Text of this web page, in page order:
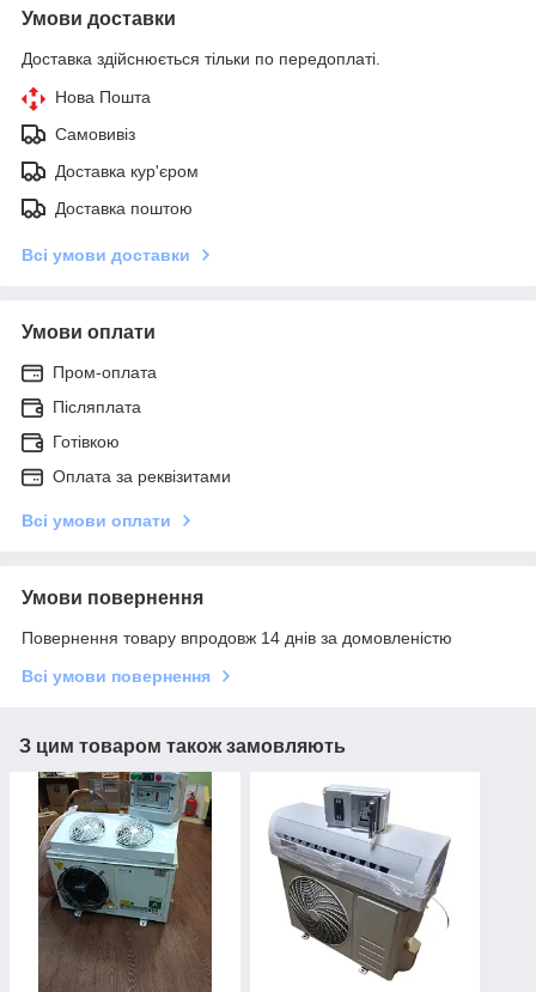
Умови доставки
Доставка здійснюється тільки по передоплаті.
Нова Пошта
Самовивіз
Доставка кур'єром
Доставка поштою
Всі умови доставки
Умови оплати
Пром-оплата
Післяплата
Готівкою
Оплата за реквізитами
Всі умови оплати
Умови повернення
Повернення товару впродовж 14 днів за домовленістю
Всі умови повернення
З цим товаром також замовляють